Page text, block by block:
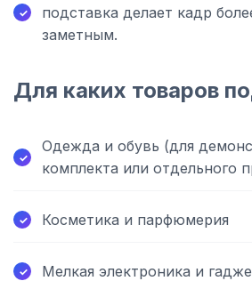
подставка делает кадр
заметным.
Для каких товаров
Одежда и обувь (для
комплекта или отдельного
Косметика и парфюмерия
Мелкая электроника и